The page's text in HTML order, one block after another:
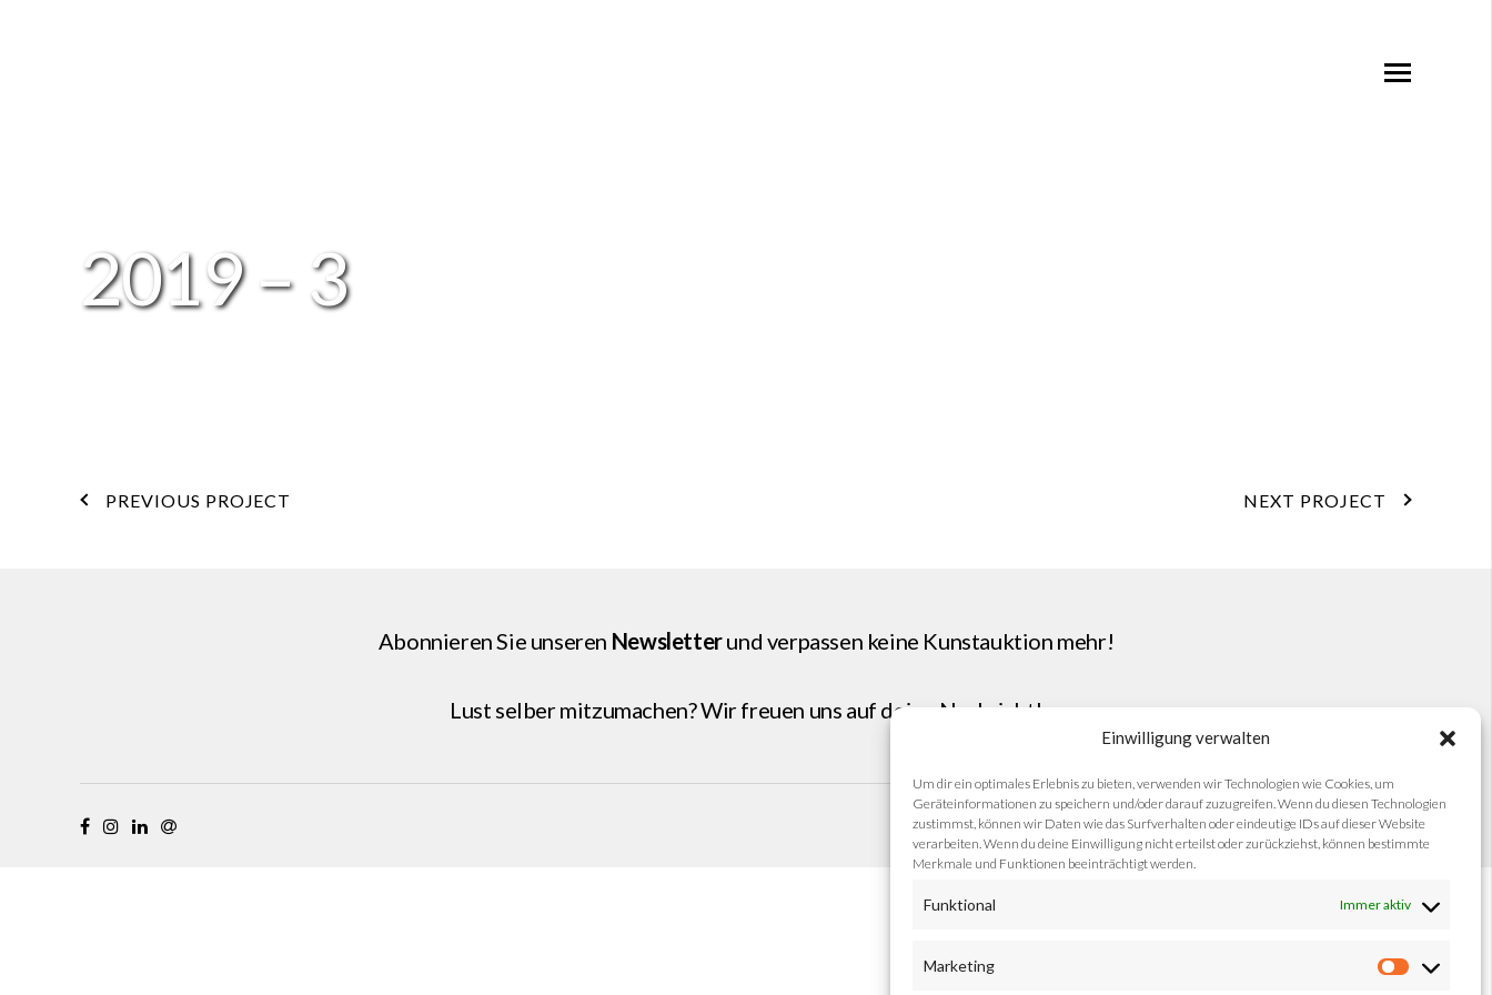
Einwilligung verwalten
Um dir ein optimales Erlebnis zu bieten, verwenden wir Technologien wie Cookies, um
Geräteinformationen zu speichern und/oder darauf zuzugreifen. Wenn du diesen Technologien
zustimmst, können wir Daten wie das Surfverhalten oder eindeutige IDs auf dieser Website
verarbeiten. Wenn du deine Einwilligung nicht erteilst oder zurückziehst, können bestimmte
Merkmale und Funktionen beeinträchtigt werden.
Funktional Immer aktiv
Marketing
2019 – 3
PREVIOUS PROJECT NEXT PROJECT
Abonnieren Sie unseren Newsletterund verpassen keine Kunstauktion mehr!
Lust selber mitzumachen? Wir freuen uns auf deine Nachricht !
© 2026 by Round Table 5